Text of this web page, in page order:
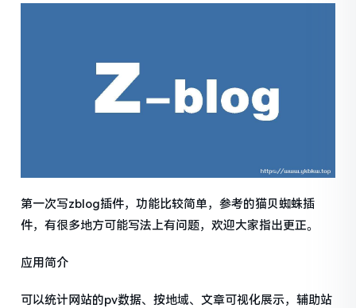
第一次写zblog插件，功能比较简单，参考的猫贝蜘蛛插
件，有很多地方可能写法上有问题，欢迎大家指出更正。
应用简介
可以统计网站的pv数据、按地域、文章可视化展示，辅助站